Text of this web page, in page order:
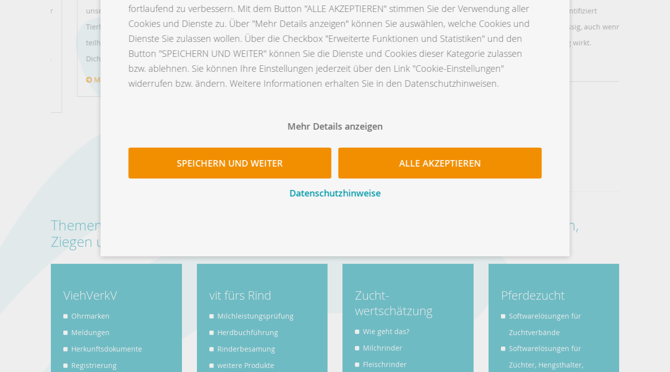
unsere Leidenschaft. Wir verbinden
Tierhaltung mit IT. Daran willst auch Du
teilhaben? Dann komm vorbei und bewirb
Dich bei uns!
Mehr erfahren
Hier finden Sie die Ergebnisse der aktuellen
Zuchtwertschätzung.
Mehr erfahren
Milchleistungsprüfung und identifiziert
Risikotiere schnell und zuverlässig, auch wenn
äußerlich noch alles unauffällig wirkt.
Mehr erfahren
Themen für Halter und Züchter sowie Organisationen von Rindern, Pferden, Schafen,
Ziegen und Schweinen:
ViehVerkV
Ohrmarken
Meldungen
Herkunftsdokumente
Registrierung
vit fürs Rind
Milchleistungsprüfung
Herdbuchführung
Rinderbesamung
weitere Produkte
Zucht­
wertschätzung
Wie geht das?
Milchrinder
Fleischrinder
Pferdezucht
Softwarelösungen für
Zuchtverbände
Softwarelösungen für
Züchter, Hengsthalter,
fortlaufend zu verbessern. Mit dem Button "ALLE AKZEPTIEREN" stimmen Sie der Verwendung aller
Cookies und Dienste zu. Über "Mehr Details anzeigen" können Sie auswählen, welche Cookies und
Dienste Sie zulassen wollen. Über die Checkbox "Erweiterte Funktionen und Statistiken" und den
Button "SPEICHERN UND WEITER" können Sie die Dienste und Cookies dieser Kategorie zulassen
bzw. ablehnen. Sie können Ihre Einstellungen jederzeit über den Link "Cookie-Einstellungen"
widerrufen bzw. ändern. Weitere Informationen erhalten Sie in den Datenschutzhinweisen.
Mehr Details anzeigen
SPEICHERN UND WEITER ALLE AKZEPTIEREN
Datenschutzhinweise